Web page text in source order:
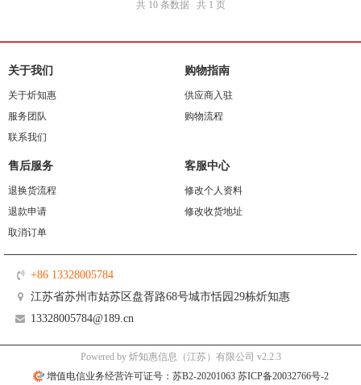
共 10 条数据
共 1 页
关于我们
关于炘知惠
服务团队
联系我们
购物指南
供应商入驻
购物流程
售后服务
退换货流程
退款申请
取消订单
客服中心
修改个人资料
修改收货地址
+86 13328005784
江苏省苏州市姑苏区盘胥路68号城市恬园29栋炘知惠
13328005784@189.cn
Powered by 炘知惠信息（江苏）有限公司 v2.2.3
增值电信业务经营许可证号：苏B2-20201063 苏ICP备20032766号-2